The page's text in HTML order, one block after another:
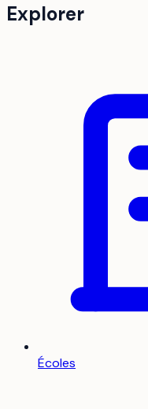
Explorer
Écoles